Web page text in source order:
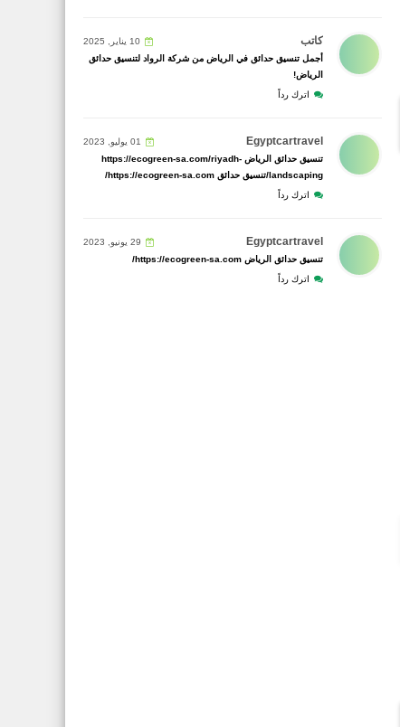
كاتب
10 يناير, 2025
أجمل تنسيق حدائق في الرياض من شركة الرواد لتنسيق حدائق
الرياض!
اترك رداً
Egyptcartravel
01 يوليو, 2023
تنسيق حدائق الرياض https://ecogreen-sa.com/riyadh-
landscaping/تنسيق حدائق https://ecogreen-sa.com/
اترك رداً
Egyptcartravel
29 يونيو, 2023
تنسيق حدائق الرياض https://ecogreen-sa.com/
اترك رداً